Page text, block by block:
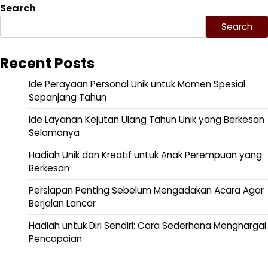
Search
Search
Recent Posts
Ide Perayaan Personal Unik untuk Momen Spesial
Sepanjang Tahun
Ide Layanan Kejutan Ulang Tahun Unik yang Berkesan
Selamanya
Hadiah Unik dan Kreatif untuk Anak Perempuan yang
Berkesan
Persiapan Penting Sebelum Mengadakan Acara Agar
Berjalan Lancar
Hadiah untuk Diri Sendiri: Cara Sederhana Menghargai
Pencapaian